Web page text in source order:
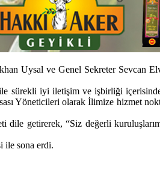
Uysal ve Genel Sekreter Sevcan
iyi iletişim ve işbirliği
Yöneticileri olarak İlimize hizmet
getirerek, “Siz değerli
ile sona erdi.